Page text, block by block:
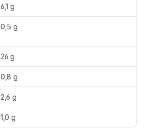
6,1 g
0,5 g
26 g
0,8 g
2,6 g
1,0 g